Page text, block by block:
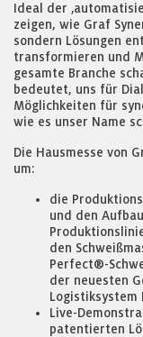
Ideal der
zeigen, wie Graf
sondern Lösungen
transformieren und
gesamte Branche
bedeutet, uns für
Möglichkeiten für
wie es unser Name
Die Hausmesse von
um:
die
und den
den
Perfect®-
der neuesten
Logistiksystem
Live-
patentierten